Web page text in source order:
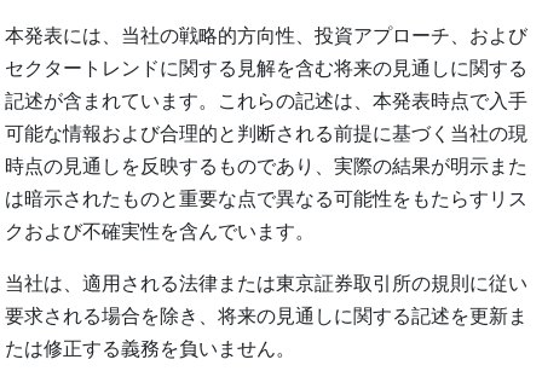
本発表には、当社の戦略的方向性、投資アプローチ、および
セクタートレンドに関する見解を含む将来の見通しに関する
記述が含まれています。これらの記述は、本発表時点で入手
可能な情報および合理的と判断される前提に基づく当社の現
時点の見通しを反映するものであり、実際の結果が明示また
は暗示されたものと重要な点で異なる可能性をもたらすリス
クおよび不確実性を含んでいます。
当社は、適用される法律または東京証券取引所の規則に従い
要求される場合を除き、将来の見通しに関する記述を更新ま
たは修正する義務を負いません。